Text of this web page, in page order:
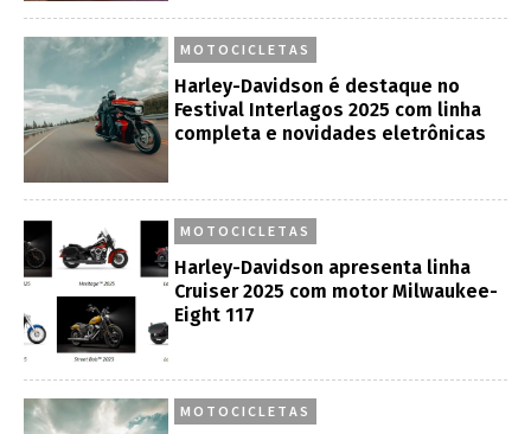
MOTOCICLETAS
Harley-Davidson é destaque no
Festival Interlagos 2025 com linha
completa e novidades eletrônicas
MOTOCICLETAS
Harley-Davidson apresenta linha
Cruiser 2025 com motor Milwaukee-
Eight 117
MOTOCICLETAS